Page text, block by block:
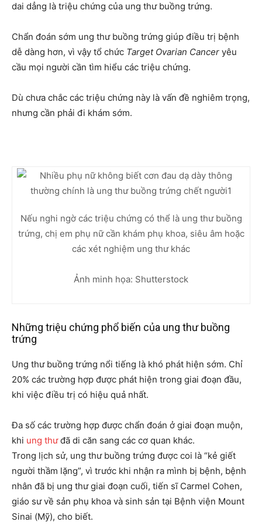
dai dẳng là triệu chứng của ung thư buồng trứng.
Chẩn đoán sớm ung thư buồng trứng giúp điều trị bệnh
dễ dàng hơn, vì vậy tổ chức Target Ovarian Cancer yêu
cầu mọi người cần tìm hiểu các triệu chứng.
Dù chưa chắc các triệu chứng này là vấn đề nghiêm trọng,
nhưng cần phải đi khám sớm.
Nếu nghi ngờ các triệu chứng có thể là ung thư buồng
trứng, chị em phụ nữ cần khám phụ khoa, siêu âm hoặc
các xét nghiệm ung thư khác
Ảnh minh họa: Shutterstock
Những triệu chứng phổ biến của ung thư buồng
trứng
Ung thư buồng trứng nổi tiếng là khó phát hiện sớm. Chỉ
20% các trường hợp được phát hiện trong giai đoạn đầu,
khi việc điều trị có hiệu quả nhất.
Đa số các trường hợp được chẩn đoán ở giai đoạn muộn,
khi ung thưđã di căn sang các cơ quan khác.
Trong lịch sử, ung thư buồng trứng được coi là “kẻ giết
người thầm lặng”, vì trước khi nhận ra mình bị bệnh, bệnh
nhân đã bị ung thư giai đoạn cuối, tiến sĩ Carmel Cohen,
giáo sư về sản phụ khoa và sinh sản tại Bệnh viện Mount
Sinai (Mỹ), cho biết.